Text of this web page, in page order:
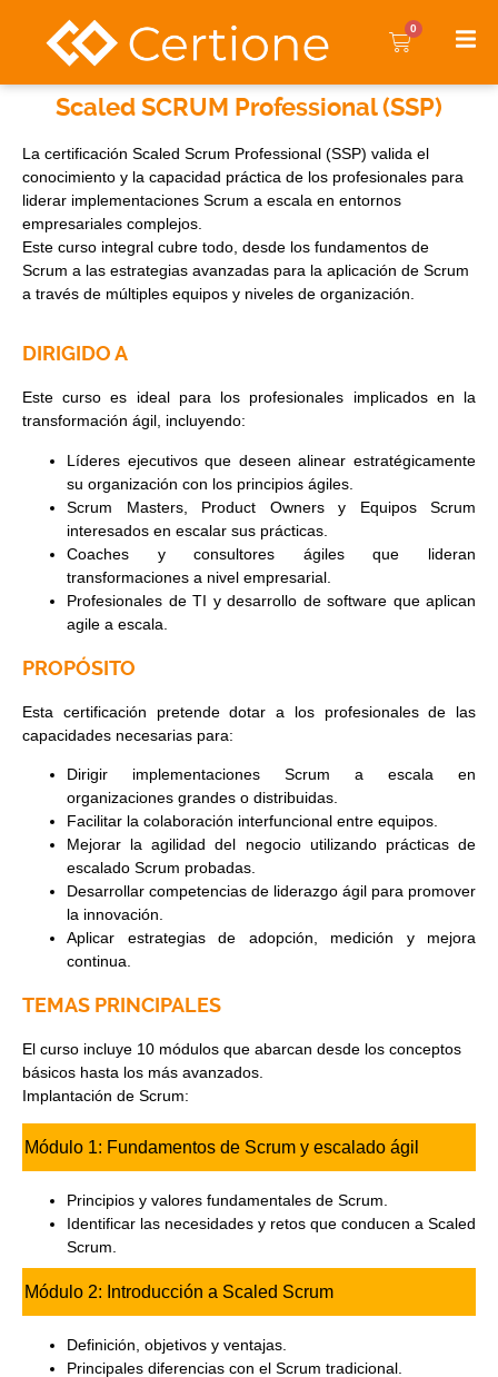
0
Scaled SCRUM Professional (SSP)
La certificación Scaled Scrum Professional (SSP) valida el
conocimiento y la capacidad práctica de los profesionales para
liderar implementaciones Scrum a escala en entornos
empresariales complejos.
Este curso integral cubre todo, desde los fundamentos de
Scrum a las estrategias avanzadas para la aplicación de Scrum
a través de múltiples equipos y niveles de organización.
DIRIGIDO A
Este curso es ideal para los profesionales implicados en la
transformación ágil, incluyendo:
Líderes ejecutivos que deseen alinear estratégicamente
su organización con los principios ágiles.
Scrum Masters, Product Owners y Equipos Scrum
interesados en escalar sus prácticas.
Coaches y consultores ágiles que lideran
transformaciones a nivel empresarial.
Profesionales de TI y desarrollo de software que aplican
agile a escala.
PROPÓSITO
Esta certificación pretende dotar a los profesionales de las
capacidades necesarias para:
Dirigir implementaciones Scrum a escala en
organizaciones grandes o distribuidas.
Facilitar la colaboración interfuncional entre equipos.
Mejorar la agilidad del negocio utilizando prácticas de
escalado Scrum probadas.
Desarrollar competencias de liderazgo ágil para promover
la innovación.
Aplicar estrategias de adopción, medición y mejora
continua.
TEMAS PRINCIPALES
El curso incluye 10 módulos que abarcan desde los conceptos
básicos hasta los más avanzados.
Implantación de Scrum:
Módulo 1: Fundamentos de Scrum y escalado ágil
Principios y valores fundamentales de Scrum.
Identificar las necesidades y retos que conducen a Scaled
Scrum.
Módulo 2: Introducción a Scaled Scrum
Definición, objetivos y ventajas.
Principales diferencias con el Scrum tradicional.